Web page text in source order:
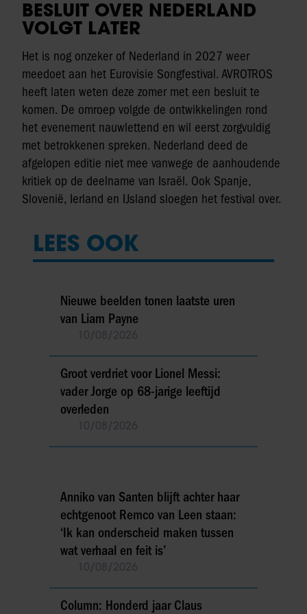
BESLUIT OVER NEDERLAND
VOLGT LATER
Het is nog onzeker of Nederland in 2027 weer
meedoet aan het Eurovisie Songfestival. AVROTROS
heeft laten weten deze zomer met een besluit te
komen. De omroep volgde de ontwikkelingen rond
het evenement nauwlettend en wil eerst zorgvuldig
met betrokkenen spreken. Nederland deed de
afgelopen editie niet mee vanwege de aanhoudende
kritiek op de deelname van Israël. Ook Spanje,
Slovenië, Ierland en IJsland sloegen het festival over.
LEES OOK
Nieuwe beelden tonen laatste uren
van Liam Payne
Groot verdriet voor Lionel Messi:
vader Jorge op 68-jarige leeftijd
overleden
Anniko van Santen blijft achter haar
echtgenoot Remco van Leen staan:
‘Ik kan onderscheid maken tussen
wat verhaal en feit is’
Column: Honderd jaar Claus